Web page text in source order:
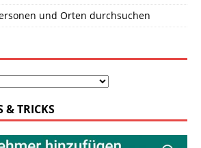
und Orten durchsuchen
& TRICKS